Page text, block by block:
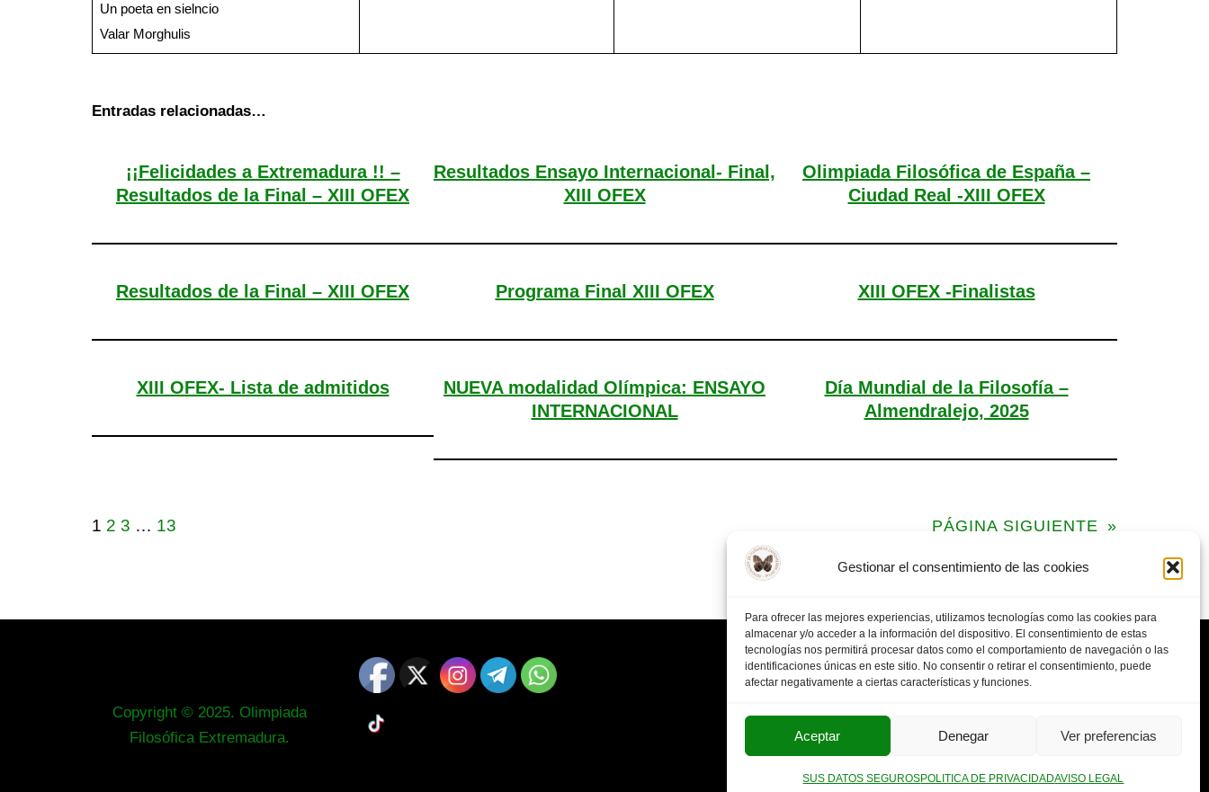
Gestionar el consentimiento de las cookies
Para ofrecer las mejores experiencias, utilizamos tecnologías como las cookies para
almacenar y/o acceder a la información del dispositivo. El consentimiento de estas
tecnologías nos permitirá procesar datos como el comportamiento de navegación o las
identificaciones únicas en este sitio. No consentir o retirar el consentimiento, puede
afectar negativamente a ciertas características y funciones.
Aceptar Denegar Ver preferencias
SUS DATOS SEGUROSPOLITICA DE PRIVACIDADAVISO LEGAL
Un poeta en sielncio
Valar Morghulis
Entradas relacionadas…
¡¡Felicidades a Extremadura !! –
Resultados de la Final – XIII OFEX
Resultados Ensayo Internacional- Final,
XIII OFEX
Olimpiada Filosófica de España –
Ciudad Real -XIII OFEX
Resultados de la Final – XIII OFEX Programa Final XIII OFEX XIII OFEX -Finalistas
XIII OFEX- Lista de admitidos
NUEVA modalidad Olímpica: ENSAYO
INTERNACIONAL
Día Mundial de la Filosofía –
Almendralejo, 2025
1 2 3 … 13 PÁGINA SIGUIENTE »
Copyright © 2025. Olimpiada
Filosófica Extremadura.
POLITICA DE PRIVACIDAD
SUS DATOS SEGUROS